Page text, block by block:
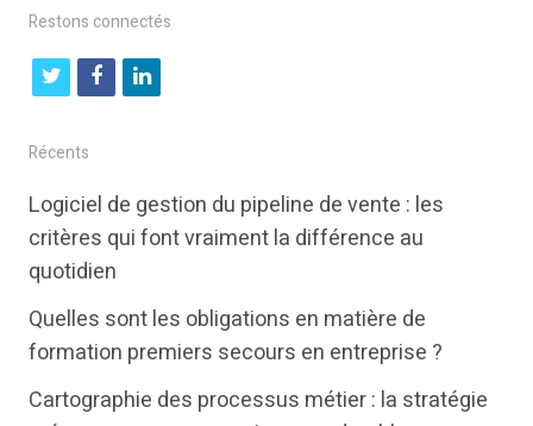
Restons connectés
t
i
t
t
e
f
b
o
k
l
e
i
n
Récents
Logiciel de gestion du pipeline de vente : les
critères qui font vraiment la différence au
quotidien
Quelles sont les obligations en matière de
formation premiers secours en entreprise ?
Cartographie des processus métier : la stratégie